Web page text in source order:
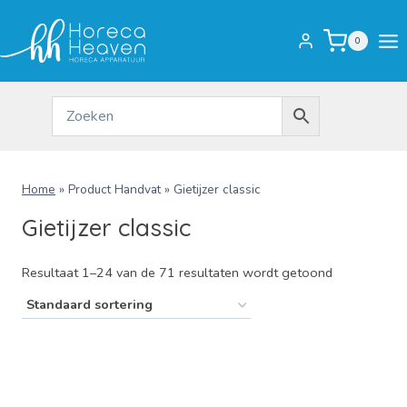
inhoud
0
Home » Product Handvat» Gietijzer classic
Gietijzer classic
Resultaat 1–24 van de 71 resultaten wordt getoond